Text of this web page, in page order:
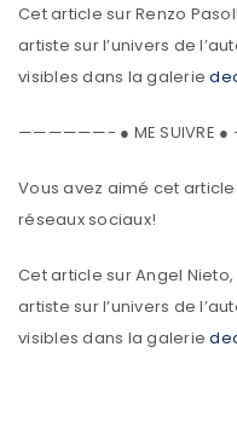
Cet article sur Renzo
artiste sur l’univers de
visibles dans la galerie
——————- ● ME SUIVRE
Vous avez aimé cet
réseaux sociaux!
Cet article sur Angel
artiste sur l’univers de
visibles dans la galerie